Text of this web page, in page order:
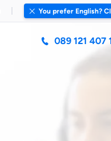
You prefer English?
089 121 407